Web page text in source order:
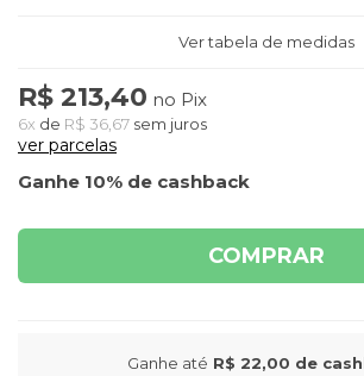
Ver tabela de medidas
R$ 213,40 no Pix
6x de R$ 36,67 sem juros
ver parcelas
Ganhe 10% de cashback
COMPRAR
Ganhe até R$ 22,00 de